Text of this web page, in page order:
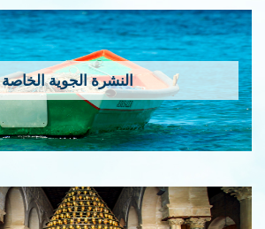
النشرة الجوية الخاصة